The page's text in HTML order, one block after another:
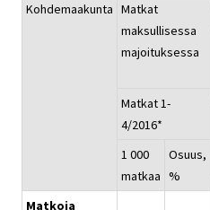
Kohdemaakunta Matkat
maksullisessa
majoituksessa
Matkat 1-
4/2016*
1 000
matkaa
Osuus,
%
Matkoja